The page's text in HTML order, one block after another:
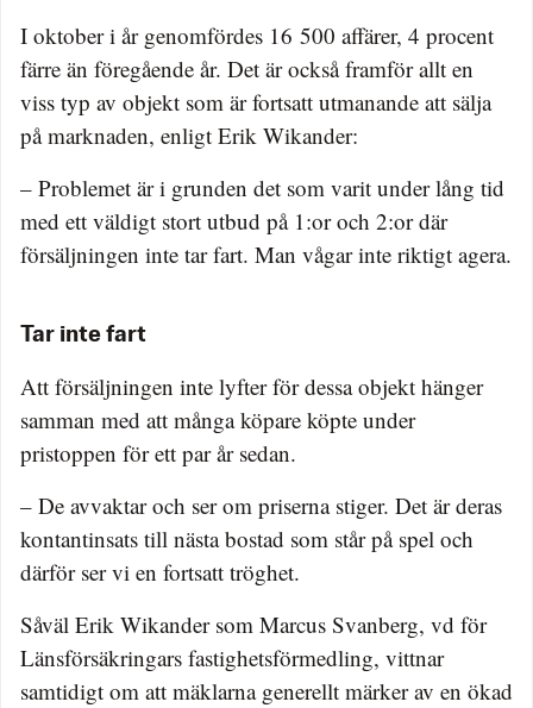
I oktober i år genomfördes 16 500 affärer, 4 procent
färre än föregående år. Det är också framför allt en
viss typ av objekt som är fortsatt utmanande att sälja
på marknaden, enligt Erik Wikander:
– Problemet är i grunden det som varit under lång tid
med ett väldigt stort utbud på 1:or och 2:or där
försäljningen inte tar fart. Man vågar inte riktigt agera.
Tar inte fart
Att försäljningen inte lyfter för dessa objekt hänger
samman med att många köpare köpte under
pristoppen för ett par år sedan.
– De avvaktar och ser om priserna stiger. Det är deras
kontantinsats till nästa bostad som står på spel och
därför ser vi en fortsatt tröghet.
Såväl Erik Wikander som Marcus Svanberg, vd för
Länsförsäkringars fastighetsförmedling, vittnar
samtidigt om att mäklarna generellt märker av en ökad